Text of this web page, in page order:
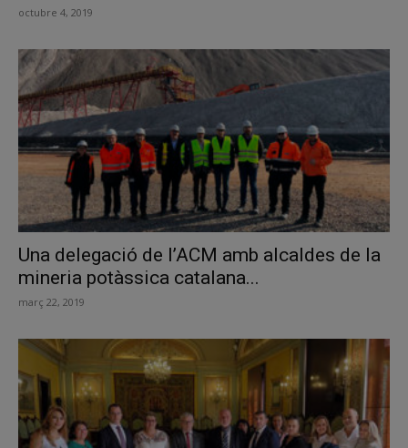
octubre 4, 2019
Una delegació de l’ACM amb alcaldes de la
mineria potàssica catalana...
març 22, 2019